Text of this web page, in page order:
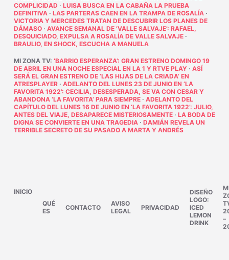
COMPLICIDAD · LUISA BUSCA EN LA CABAÑA LA PRUEBA
DEFINITIVA· LAS PARTERAS CAEN EN LA TRAMPA DE ROSALÍA·
VICTORIA Y MERCEDES TRATAN DE DESCUBRIR LOS PLANES DE
DÁMASO· AVANCE SEMANAL DE ‘VALLE SALVAJE’: RAFAEL,
DESQUICIADO, EXPULSA A ROSALÍA DE VALLE SALVAJE·
BRAULIO, EN SHOCK, ESCUCHA A MANUELA
MI ZONA TV: ‘BARRIO ESPERANZA’: GRAN ESTRENO DOMINGO 19
DE ABRIL EN UNA NOCHE ESPECIAL EN LA 1 Y RTVE PLAY· ASÍ
SERÁ EL GRAN ESTRENO DE ‘LAS HIJAS DE LA CRIADA’ EN
ATRESPLAYER· ADELANTO DEL LUNES 23 DE JUNIO EN ‘LA
FAVORITA 1922’: CECILIA, DESESPERADA, SE VA CON CESAR Y
ABANDONA ‘LA FAVORITA’ PARA SIEMPRE· ADELANTO DEL
CAPÍTULO DEL LUNES 16 DE JUNIO EN ‘LA FAVORITA 1922’: JULIO,
ANTES DEL VIAJE, DESAPARECE MISTERIOSAMENTE· LA BODA DE
DIGNA SE CONVIERTE EN UNA TRAGEDIA· DAMIÁN REVELA UN
TERRIBLE SECRETO DE SU PASADO A MARTA Y ANDRÉS
INICIO
QUÉ
ES
CONTACTO
AVISO
LEGAL
PRIVACIDAD
DISEÑO
LOGO:
ICED
LEMON
DRINK
–